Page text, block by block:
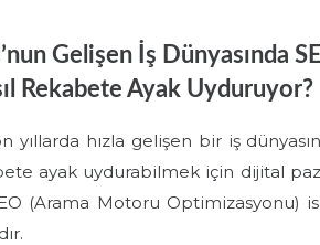
Gelişen İş Dünyasında
Rekabete Ayak Uyduruyor?
yıllarda hızla gelişen bir iş
ayak uydurabilmek için dijital
(Arama Motoru Optimizasyonu)